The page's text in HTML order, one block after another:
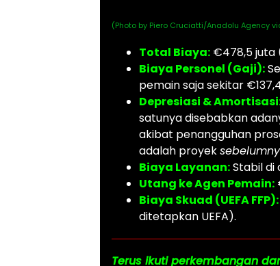
(Photo by Piero Cruciatti/Anadolu Agency
Total Biaya: €478,5 juta
Biaya Personel (Gaji):
pemain saja sekitar
Depresiasi &
satunya disebabkan
akibat penangguhan
adalah proyek
Biaya Layanan:Stabil di
Utang ke Agen Pemain:
Biaya Skuad (UEFA FFP):
ditetapkan UEFA).
Terus ikuti perkembangan